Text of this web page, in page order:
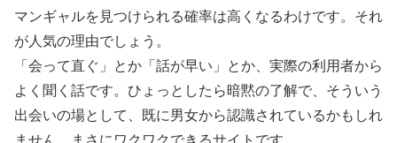
マンギャルを見つけられる確率は高くなるわけです。それ
が人気の理由でしょう。
「会って直ぐ」とか「話が早い」とか、実際の利用者から
よく聞く話です。ひょっとしたら暗黙の了解で、そういう
出会いの場として、既に男女から認識されているかもしれ
ません。まさにワクワクできるサイトです。